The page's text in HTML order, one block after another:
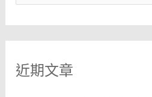
誘
女
人
若
尋
關
字
近期文章